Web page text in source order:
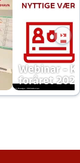
Webinar -
foråret